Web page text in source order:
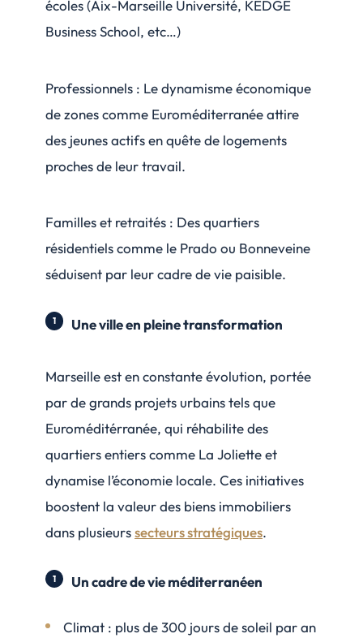
écoles (Aix-Marseille Université, KEDGE
Business School, etc…)
Professionnels : Le dynamisme économique
de zones comme Euroméditerranée attire
des jeunes actifs en quête de logements
proches de leur travail.
Familles et retraités : Des quartiers
résidentiels comme le Prado ou Bonneveine
séduisent par leur cadre de vie paisible.
Une ville en pleine transformation
Marseille est en constante évolution, portée
par de grands projets urbains tels que
Euroméditérranée, qui réhabilite des
quartiers entiers comme La Joliette et
dynamise l’économie locale. Ces initiatives
boostent la valeur des biens immobiliers
dans plusieurssecteurs stratégiques.
Un cadre de vie méditerranéen
Climat : plus de 300 jours de soleil par an